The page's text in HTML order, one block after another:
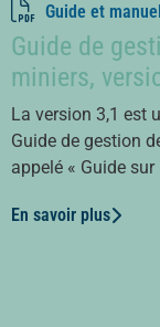
Guide et
Guide de
miniers,
La version 3,1 est
Guide de gestion
appelé « Guide
En savoir plus